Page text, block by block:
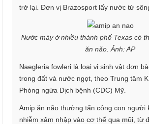
trở lại. Đơn vị Brazosport lấy nước từ
Nước máy ở nhiều thành phố Texas có
ăn não. Ảnh: AP
Naegleria fowleri là loại vi sinh vật đơn
trong đất và nước ngọt, theo Trung tâm
Phòng ngừa Dịch bệnh (CDC) Mỹ.
Amip ăn não thường tấn công con người
nhiễm xâm nhập vào cơ thể qua mũi, từ